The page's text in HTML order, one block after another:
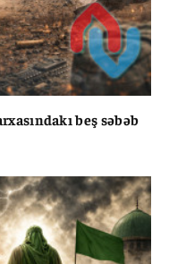
beş səbəb